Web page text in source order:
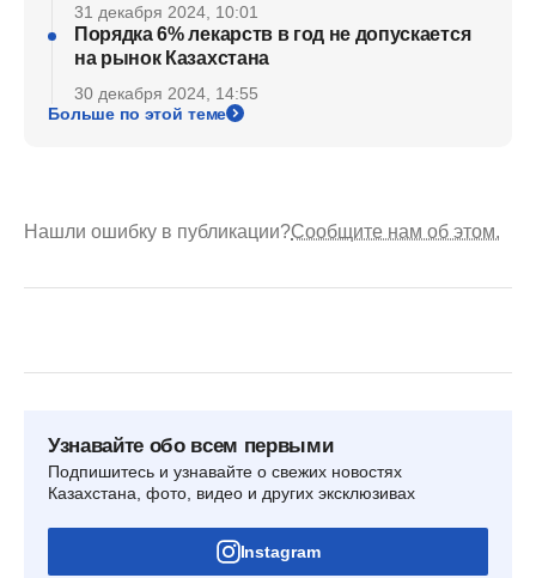
31 декабря 2024, 10:01
Порядка 6% лекарств в год не допускается
на рынок Казахстана
30 декабря 2024, 14:55
Больше по этой теме
Нашли ошибку в публикации?Сообщите нам об этом.
Узнавайте обо всем первыми
Подпишитесь и узнавайте о свежих новостях
Казахстана, фото, видео и других эксклюзивах
Instagram